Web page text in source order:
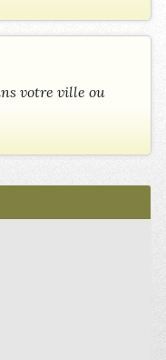
votre ville ou